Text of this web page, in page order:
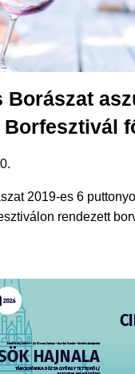
Borászat
Borfesztivál
2019-es 6
rendezett